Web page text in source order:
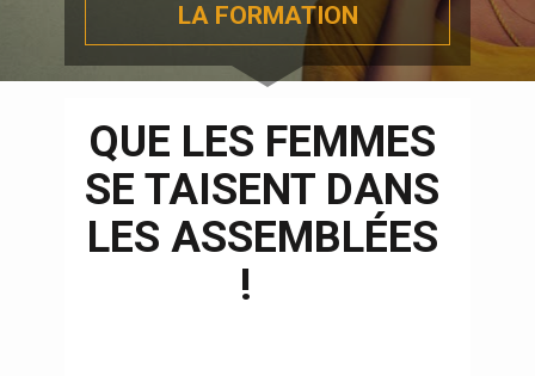
LA FORMATION
QUE LES FEMMES
SE TAISENT DANS
LES ASSEMBLÉES
!